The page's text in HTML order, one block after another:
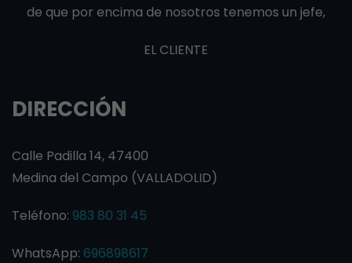
de que por encima de nosotros tenemos un jefe,
EL CLIENTE
DIRECCIÓN
Calle Padilla 14, 47400
Medina del Campo (VALLADOLID)
Teléfono: 983 80 31 45
WhatsApp: 696898617